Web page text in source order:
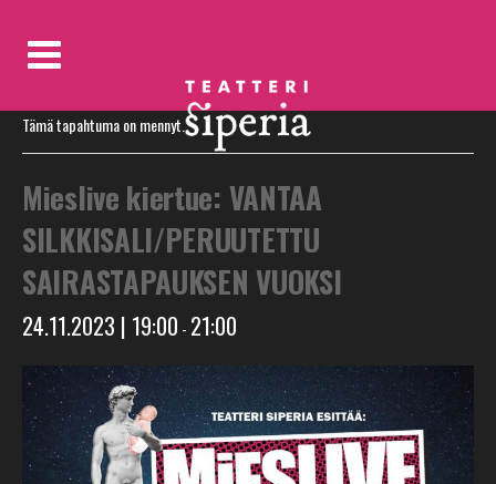
Tämä tapahtuma on mennyt.
Mieslive kiertue: VANTAA
SILKKISALI/PERUUTETTU
SAIRASTAPAUKSEN VUOKSI
24.11.2023 | 19:00 - 21:00